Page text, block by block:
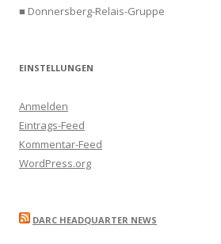
■ Donnersberg-Relais-Gruppe
EINSTELLUNGEN
Anmelden
Eintrags-Feed
Kommentar-Feed
WordPress.org
DARC HEADQUARTER NEWS